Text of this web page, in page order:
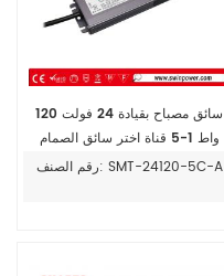
سائق مصباح بقيادة 24 فولت 120
واط 1-5 قناة اختر سائق الصمام
DMX512
رقم الصنف: SMT-24120-5C-A